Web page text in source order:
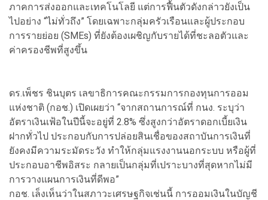
ภาคการส่งออกและเทคโนโลยี แต่การฟื้นตัวดังกล่าวยังเป็น
ไปอย่าง “ไม่ทั่วถึง” โดยเฉพาะกลุ่มครัวเรือนและผู้ประกอบ
การรายย่อย (SMEs) ที่ยังต้องเผชิญกับรายได้ที่ชะลอตัวและ
ค่าครองชีพที่สูงขึ้น
ดร.เพ็ชร ชินบุตร เลขาธิการคณะกรรมการกองทุนการออม
แห่งชาติ (กอช.) เปิดเผยว่า “จากสถานการณ์ที่ กนง. ระบุว่า
อัตราเงินเฟ้อในปีนี้จะอยู่ที่ 2.8% ซึ่งสูงกว่าอัตราดอกเบี้ยเงิน
ฝากทั่วไป ประกอบกับการปล่อยสินเชื่อของสถาบันการเงินที่
ยังคงมีความระมัดระวัง ทำให้กลุ่มแรงงานนอกระบบ หรือผู้ที่
ประกอบอาชีพอิสระ กลายเป็นกลุ่มที่เปราะบางที่สุดหากไม่มี
การวางแผนการเงินที่ดีพอ”
กอช. เล็งเห็นว่าในสภาวะเศรษฐกิจเช่นนี้ การออมเงินในบัญชี